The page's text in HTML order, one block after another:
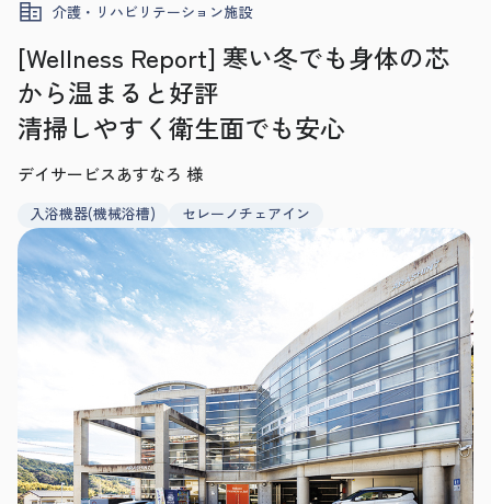
介護・リハビリテーション施設
[Wellness Report] 寒い冬でも身体の芯
から温まると好評
清掃しやすく衛生面でも安心
デイサービスあすなろ 様
入浴機器(機械浴槽) セレーノチェアイン